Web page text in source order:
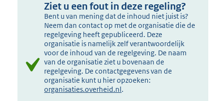
Ziet u een fout in deze regeling?
Bent u van mening dat de inhoud niet juist is?
Neem dan contact op met de organisatie die de
regelgeving heeft gepubliceerd. Deze
organisatie is namelijk zelf verantwoordelijk
voor de inhoud van de regelgeving. De naam
van de organisatie ziet u bovenaan de
regelgeving. De contactgegevens van de
organisatie kunt u hier opzoeken:
organisaties.overheid.nl.